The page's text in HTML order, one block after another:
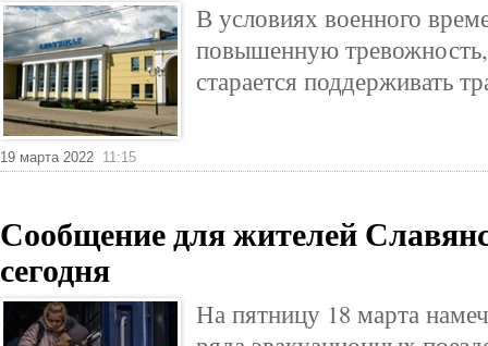
В условиях военного
повышенную
старается поддерживать
19 марта 2022 11:15
Сообщение для жителей
сегодня
На пятницу 18 марта